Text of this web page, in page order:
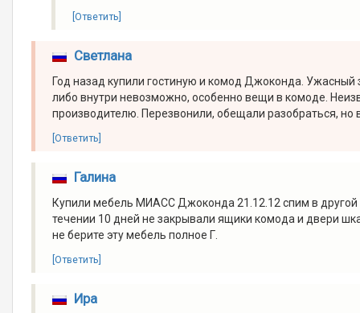
[Ответить]
Светлана
Год назад купили гостиную и комод Джоконда. Ужасный
либо внутри невозможно, особенно вещи в комоде.
производителю. Перезвонили, обещали разобраться,
[Ответить]
Галина
Купили мебель МИАСС Джоконда 21.12.12 спим в
течении 10 дней не закрывали ящики комода и двери
не берите эту мебель полное Г.
[Ответить]
Ира